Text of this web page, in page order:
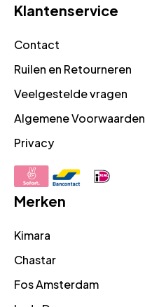
Klantenservice
Contact
Ruilen en Retourneren
Veelgestelde vragen
Algemene Voorwaarden
Privacy
Merken
Kimara
Chastar
Fos Amsterdam